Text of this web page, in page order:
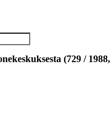
(729 / 1988,